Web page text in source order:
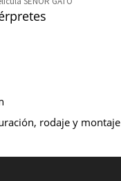
rodaje y montaje